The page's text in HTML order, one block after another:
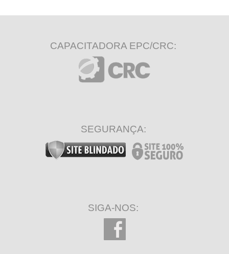
CAPACITADORA EPC/CRC:
SEGURANÇA:
SIGA-NOS: